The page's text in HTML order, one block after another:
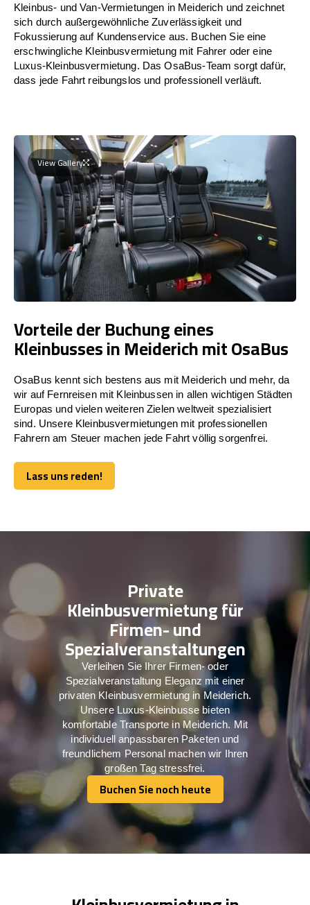
Kleinbus- und Van-Vermietungen in Meiderich und zeichnet
sich durch außergewöhnliche Zuverlässigkeit und
Fokussierung auf Kundenservice aus. Buchen Sie eine
erschwingliche Kleinbusvermietung mit Fahrer oder eine
Luxus-Kleinbusvermietung. Das OsaBus-Team sorgt dafür,
dass jede Fahrt reibungslos und professionell verläuft.
View Gallery
Vorteile der Buchung eines
Kleinbusses in Meiderich mit OsaBus
OsaBus kennt sich bestens aus mit Meiderich und mehr, da
wir auf Fernreisen mit Kleinbussen in allen wichtigen Städten
Europas und vielen weiteren Zielen weltweit spezialisiert
sind. Unsere Kleinbusvermietungen mit professionellen
Fahrern am Steuer machen jede Fahrt völlig sorgenfrei.
Lass uns reden!
Lass uns reden!
Private
Kleinbusvermietung für
Firmen- und
Spezialveranstaltungen
Verleihen Sie Ihrer Firmen- oder
Spezialveranstaltung Eleganz mit einer
privaten Kleinbusvermietung in Meiderich.
Unsere Luxus-Kleinbusse bieten
komfortable Transporte in Meiderich. Mit
individuell anpassbaren Paketen und
freundlichem Personal machen wir Ihren
großen Tag stressfrei.
Buchen Sie noch heute
Buchen Sie noch heute